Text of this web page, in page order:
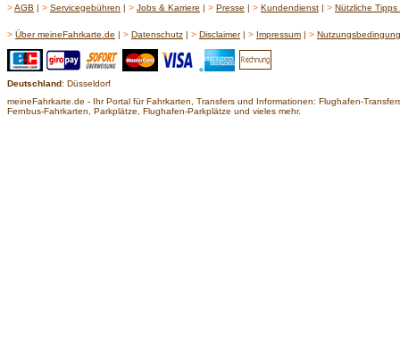
>AGB | > Servicegebühren | > Jobs & Karriere | > Presse | > Kundendienst | > Nützliche Tipps
> Über meineFahrkarte.de | > Datenschutz | > Disclaimer| > Impressum | >
Deutschland: Düsseldorf
meineFahrkarte.de - Ihr Portal für Fahrkarten, Transfers und Informationen: Flughafen-
Fernbus-Fahrkarten, Parkplätze, Flughafen-Parkplätze und vieles mehr.